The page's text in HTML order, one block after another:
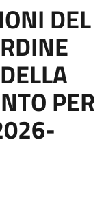
DEL
PER